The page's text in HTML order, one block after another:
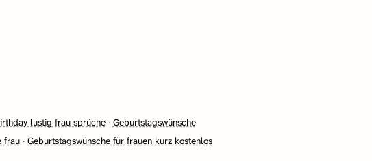
lustig frau sprüche· Geburtstagswünsche
frau· Geburtstagswünsche für frauen kurz kostenlos